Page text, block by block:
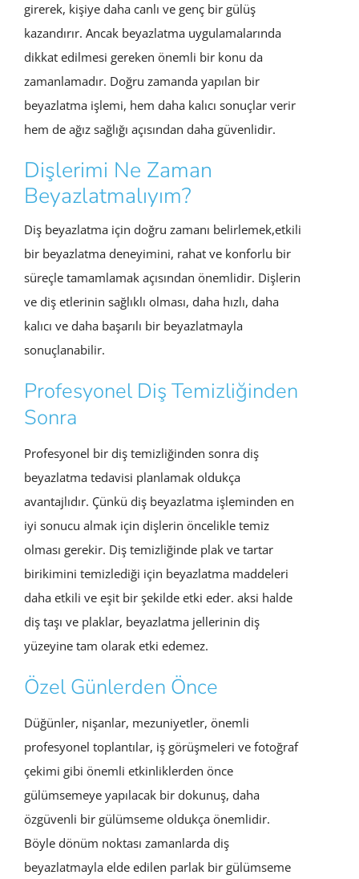
girerek, kişiye daha canlı ve genç bir gülüş
kazandırır. Ancak beyazlatma uygulamalarında
dikkat edilmesi gereken önemli bir konu da
zamanlamadır. Doğru zamanda yapılan bir
beyazlatma işlemi, hem daha kalıcı sonuçlar verir
hem de ağız sağlığı açısından daha güvenlidir.
Dişlerimi Ne Zaman
Beyazlatmalıyım?
Diş beyazlatma için doğru zamanı belirlemek,etkili
bir beyazlatma deneyimini, rahat ve konforlu bir
süreçle tamamlamak açısından önemlidir. Dişlerin
ve diş etlerinin sağlıklı olması, daha hızlı, daha
kalıcı ve daha başarılı bir beyazlatmayla
sonuçlanabilir.
Profesyonel Diş Temizliğinden
Sonra
Profesyonel bir diş temizliğinden sonra diş
beyazlatma tedavisi planlamak oldukça
avantajlıdır. Çünkü diş beyazlatma işleminden en
iyi sonucu almak için dişlerin öncelikle temiz
olması gerekir. Diş temizliğinde plak ve tartar
birikimini temizlediği için beyazlatma maddeleri
daha etkili ve eşit bir şekilde etki eder. aksi halde
diş taşı ve plaklar, beyazlatma jellerinin diş
yüzeyine tam olarak etki edemez.
Özel Günlerden Önce
Düğünler, nişanlar, mezuniyetler, önemli
profesyonel toplantılar, iş görüşmeleri ve fotoğraf
çekimi gibi önemli etkinliklerden önce
gülümsemeye yapılacak bir dokunuş, daha
özgüvenli bir gülümseme oldukça önemlidir.
Böyle dönüm noktası zamanlarda diş
beyazlatmayla elde edilen parlak bir gülümseme